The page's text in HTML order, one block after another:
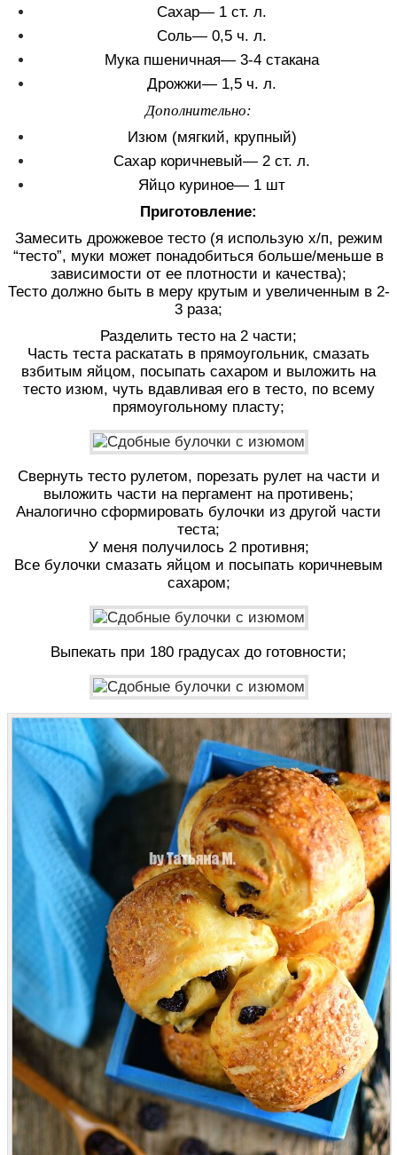
Сахар— 1 ст. л.
Соль— 0,5 ч. л.
Мука пшеничная— 3-4 стакана
Дрожжи— 1,5 ч. л.
Дополнительно:
Изюм (мягкий, крупный)
Сахар коричневый— 2 ст. л.
Яйцо куриное— 1 шт
Приготовление:
Замесить дрожжевое тесто (я использую х/п, режим
“тесто”, муки может понадобиться больше/меньше в
зависимости от ее плотности и качества);
Тесто должно быть в меру крутым и увеличенным в 2-
3 раза;
Разделить тесто на 2 части;
Часть теста раскатать в прямоугольник, смазать
взбитым яйцом, посыпать сахаром и выложить на
тесто изюм, чуть вдавливая его в тесто, по всему
прямоугольному пласту;
Свернуть тесто рулетом, порезать рулет на части и
выложить части на пергамент на противень;
Аналогично сформировать булочки из другой части
теста;
У меня получилось 2 противня;
Все булочки смазать яйцом и посыпать коричневым
сахаром;
Выпекать при 180 градусах до готовности;